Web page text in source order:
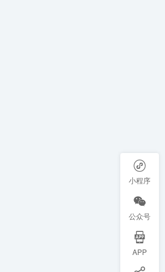
小程序
公众号
APP